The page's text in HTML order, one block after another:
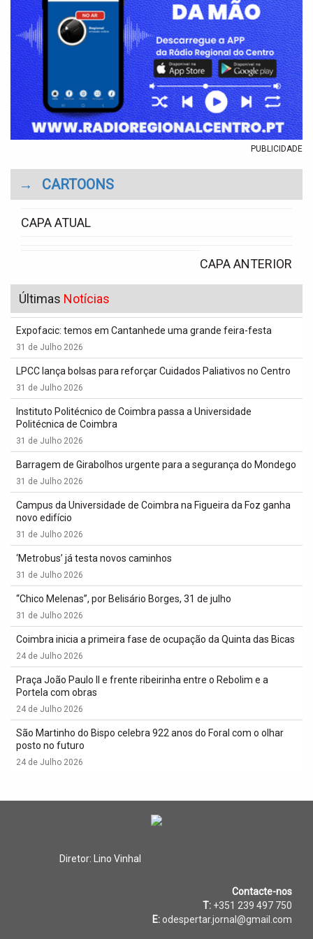
PUBLICIDADE
→ CARTOONS
CAPA ATUAL
CAPA ANTERIOR
Últimas Notícias
Expofacic: temos em Cantanhede uma grande feira-festa
31 de Julho 2026
LPCC lança bolsas para reforçar Cuidados Paliativos no Centro
31 de Julho 2026
Instituto Politécnico de Coimbra passa a Universidade
Politécnica de Coimbra
31 de Julho 2026
Barragem de Girabolhos urgente para a segurança do Mondego
31 de Julho 2026
Campus da Universidade de Coimbra na Figueira da Foz ganha
novo edifício
31 de Julho 2026
‘Metrobus’ já testa novos caminhos
31 de Julho 2026
“Chico Melenas”, por Belisário Borges, 31 de julho
31 de Julho 2026
Coimbra inicia a primeira fase de ocupação da Quinta das Bicas
24 de Julho 2026
Praça João Paulo II e frente ribeirinha entre o Rebolim e a
Portela com obras
24 de Julho 2026
São Martinho do Bispo celebra 922 anos do Foral com o olhar
posto no futuro
24 de Julho 2026
Diretor: Lino Vinhal
Contacte-nos
T: +351 239 497 750
E: odespertar.jornal@gmail.com